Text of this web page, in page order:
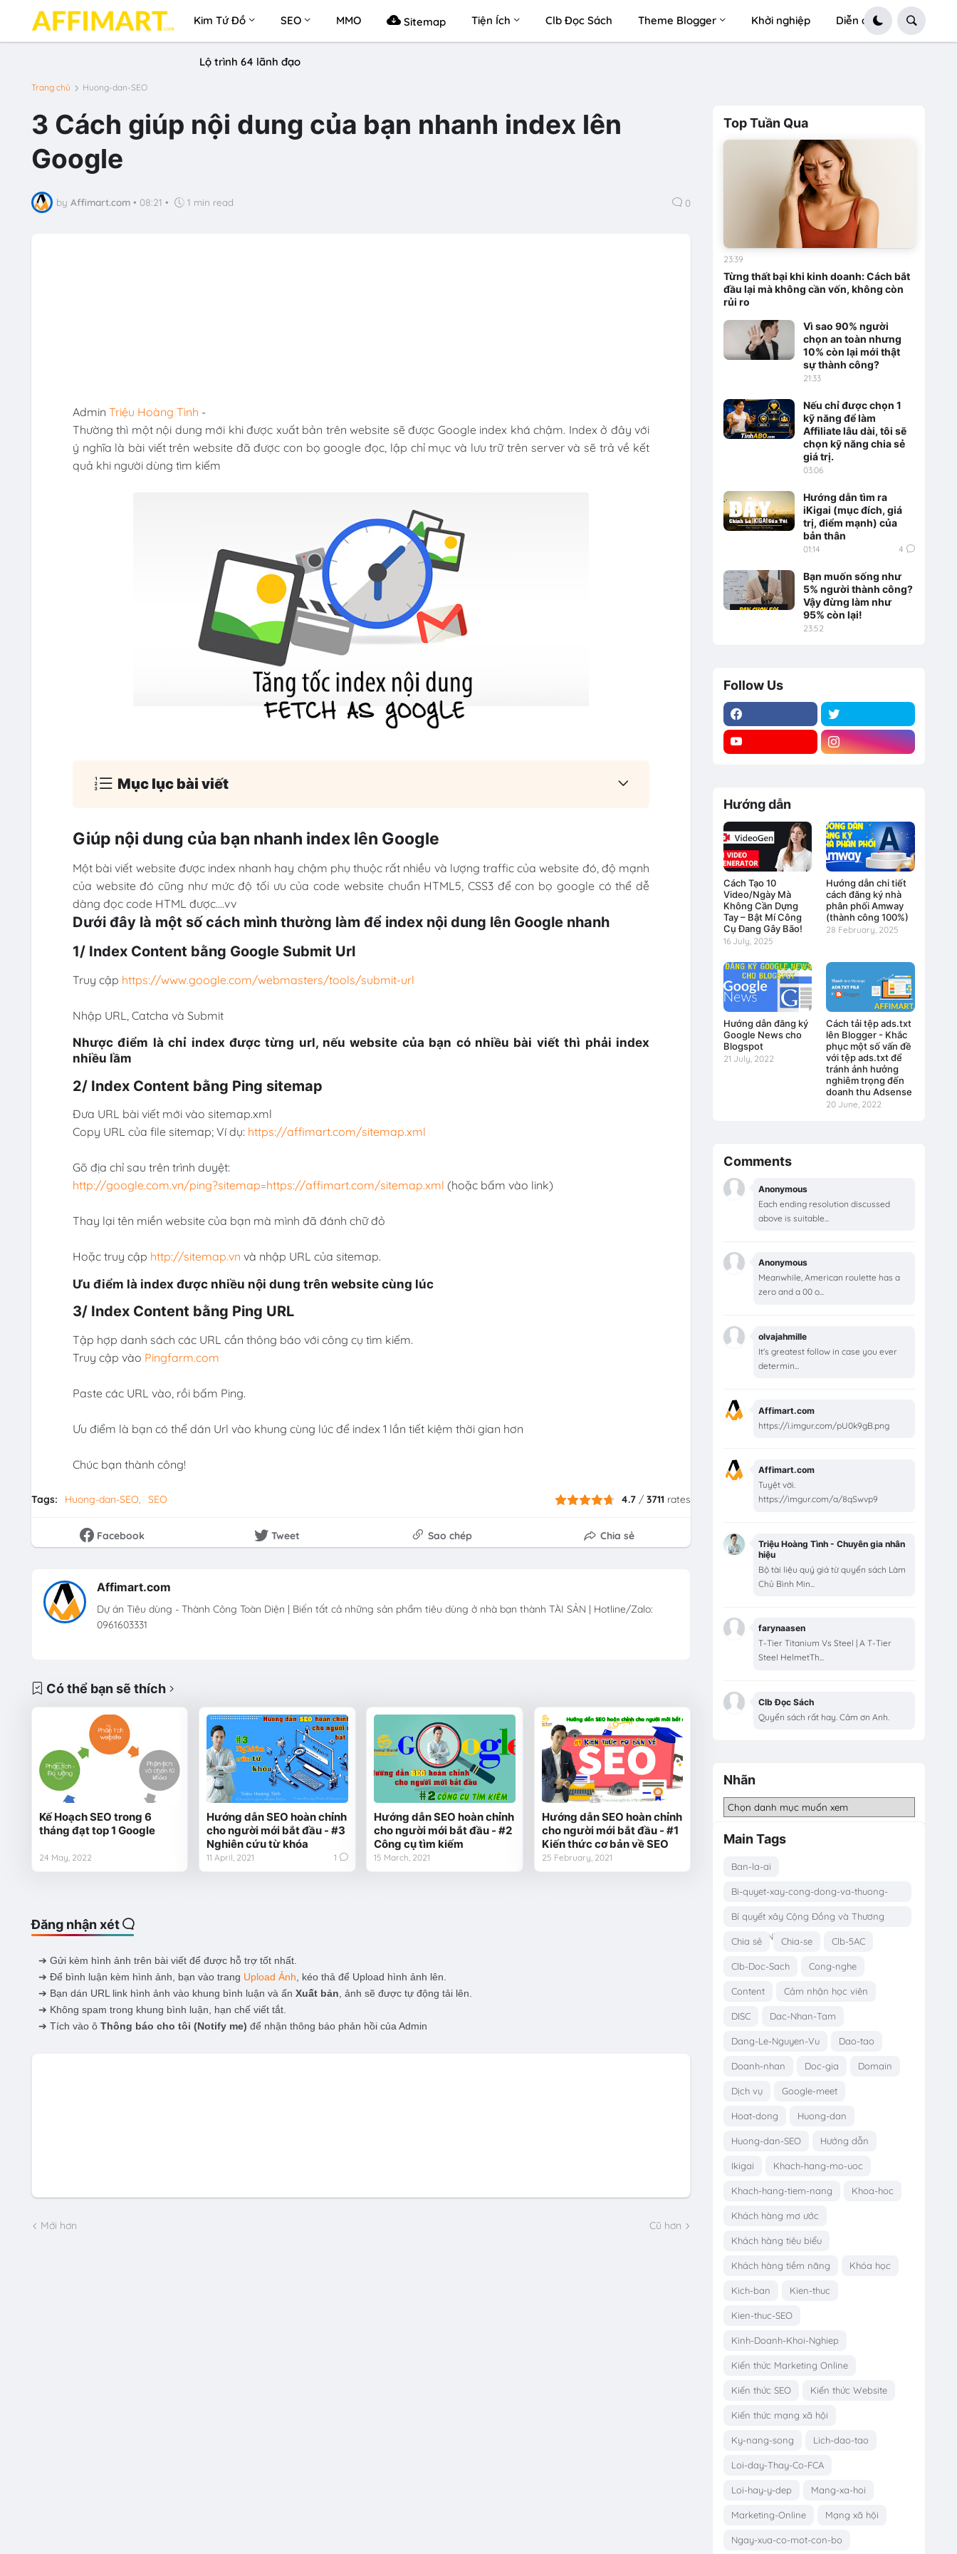
Kim Tứ Đồ SEO MMO Sitemap Tiện Ích Clb Đọc Sách Theme Blogger Khởi nghiệp Diễn đàn
Lộ trình 64 lãnh đạo
Trang chủ Huong-dan-SEO
3 Cách giúp nội dung của bạn nhanh index lên
Google
by Affimart.com • 08:21 • 1 min read 0
Admin Triệu Hoàng Tình -
Thường thì một nội dung mới khi được xuất bản trên website sẽ được Google index khá chậm. Index ở đây với
ý nghĩa là bài viết trên website đã được con bọ google đọc, lập chỉ mục và lưu trữ trên server và sẽ trả về kết
quả khi người dùng tìm kiếm
Mục lục bài viết
Giúp nội dung của bạn nhanh index lên Google
Một bài viết website được index nhanh hay chậm phụ thuộc rất nhiều và lượng traffic của website đó, độ mạnh
của website đó cũng như mức độ tối ưu của code website chuẩn HTML5, CSS3 để con bọ google có thể dễ
dàng đọc code HTML được....vv
Dưới đây là một số cách mình thường làm để index nội dung lên Google nhanh
1/ Index Content bằng Google Submit Url
Truy cập https://www.google.com/webmasters/tools/submit-url
Nhập URL, Catcha và Submit
Nhược điểm là chỉ index được từng url, nếu website của bạn có nhiều bài viết thì phải index
nhiều lầm
2/ Index Content bằng Ping sitemap
Đưa URL bài viết mới vào sitemap.xml
Copy URL của file sitemap; Ví dụ: https://affimart.com/sitemap.xml
Gõ địa chỉ sau trên trình duyệt:
http://google.com.vn/ping?sitemap=https://affimart.com/sitemap.xml (hoặc bấm vào link)
Thay lại tên miền website của bạn mà mình đã đánh chữ đỏ
Hoặc truy cập http://sitemap.vn và nhập URL của sitemap.
Ưu điểm là index được nhiều nội dung trên website cùng lúc
3/ Index Content bằng Ping URL
Tập hợp danh sách các URL cần thông báo với công cụ tìm kiếm.
Truy cập vào Pingfarm.com
Paste các URL vào, rồi bấm Ping.
Ưu điểm là bạn có thể dán Url vào khung cùng lúc để index 1 lần tiết kiệm thời gian hơn
Chúc bạn thành công!
Tags: Huong-dan-SEO SEO 4.7 /3711 rates
Facebook Tweet Sao chép Chia sẻ
Affimart.com
Dự án Tiêu dùng - Thành Công Toàn Diện | Biến tất cả những sản phẩm tiêu dùng ở nhà bạn thành TÀI SẢN | Hotline/Zalo:
0961603331
Có thể bạn sẽ thích
Kế Hoạch SEO trong 6
tháng đạt top 1 Google
24 May, 2022
Hướng dẫn SEO hoàn chỉnh
cho người mới bắt đầu - #3
Nghiên cứu từ khóa
11 April, 2021 1
Hướng dẫn SEO hoàn chỉnh
cho người mới bắt đầu - #2
Công cụ tìm kiếm
15 March, 2021
Hướng dẫn SEO hoàn chỉnh
cho người mới bắt đầu - #1
Kiến thức cơ bản về SEO
25 February, 2021
Đăng nhận xét
➔ Gửi kèm hình ảnh trên bài viết để được hỗ trợ tốt nhất.
➔ Để bình luận kèm hình ảnh, bạn vào trang Upload Ảnh , kéo thả để Upload hình ảnh lên.
➔ Bạn dán URL link hình ảnh vào khung bình luận và ấn Xuất bản , ảnh sẽ được tự động tải lên.
➔ Không spam trong khung bình luận, hạn chế viết tắt.
➔ Tích vào ô Thông báo cho tôi (Notify me) để nhận thông báo phản hồi của Admin
Mới hơn Cũ hơn
Top Tuần Qua
Từng thất bại khi kinh doanh: Cách bắt
đầu lại mà không cần vốn, không còn
rủi ro
23:39
Vì sao 90% người
chọn an toàn nhưng
10% còn lại mới thật
sự thành công?
21:33
Nếu chỉ được chọn 1
kỹ năng để làm
Affiliate lâu dài, tôi sẽ
chọn kỹ năng chia sẻ
giá trị.
03:06
Hướng dẫn tìm ra
iKigai (mục đích, giá
trị, điểm mạnh) của
bản thân
01:14 4
Bạn muốn sống như
5% người thành công?
Vậy đừng làm như
95% còn lại!
23:52
Follow Us
Hướng dẫn
Cách Tạo 10
Video/Ngày Mà
Không Cần Dựng
Tay – Bật Mí Công
Cụ Đang Gây Bão!
16 July, 2025
Hướng dẫn chi tiết
cách đăng ký nhà
phân phối Amway
(thành công 100%)
28 February, 2025
Hướng dẫn đăng ký
Google News cho
Blogspot
21 July, 2022
Cách tải tệp ads.txt
lên Blogger - Khắc
phục một số vấn đề
với tệp ads.txt để
tránh ảnh hưởng
nghiêm trọng đến
doanh thu Adsense
20 June, 2022
Comments
Anonymous
Each ending resolution discussed
above is suitable...
Anonymous
Meanwhile, American roulette has a
zero and a 00 o...
olvajahmille
It's greatest follow in case you ever
determin...
Affimart.com
https://i.imgur.com/pU0k9gB.png
Affimart.com
Tuyệt vời.
https://imgur.com/a/8qSwvp9
Triệu Hoàng Tình - Chuyên gia nhân
hiệu
Bộ tài liệu quý giá từ quyển sách Làm
Chủ Bình Min...
farynaasen
T-Tier Titanium Vs Steel | A T-Tier
Steel HelmetTh...
Clb Đọc Sách
Quyển sách rất hay. Cảm ơn Anh.
Nhãn
Main Tags
Ban-la-ai
Bi-quyet-xay-cong-dong-va-thuong-
hieu-ca-nhan
Bí quyết xây Cộng Đồng và Thương
Hiệu Cá Nhân
Chia sẻ Chia-se Clb-5AC
Clb-Doc-Sach Cong-nghe
Content Cảm nhận học viên
DISC Dac-Nhan-Tam
Dang-Le-Nguyen-Vu Dao-tao
Doanh-nhan Doc-gia Domain
Dịch vụ Google-meet
Hoat-dong Huong-dan
Huong-dan-SEO Hướng dẫn
Ikigai Khach-hang-mo-uoc
Khach-hang-tiem-nang Khoa-hoc
Khách hàng mơ ước
Khách hàng tiêu biểu
Khách hàng tiềm năng Khóa học
Kich-ban Kien-thuc
Kien-thuc-SEO
Kinh-Doanh-Khoi-Nghiep
Kiến thức Marketing Online
Kiến thức SEO Kiến thức Website
Kiến thức mạng xã hội
Ky-nang-song Lich-dao-tao
Loi-day-Thay-Co-FCA
Loi-hay-y-dep Mang-xa-hoi
Marketing-Online Mạng xã hội
Ngay-xua-co-mot-con-bo